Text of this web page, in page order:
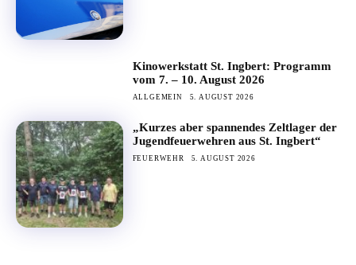
Kinowerkstatt St. Ingbert: Programm
vom 7. – 10. August 2026
ALLGEMEIN 5. AUGUST 2026
„Kurzes aber spannendes Zeltlager der
Jugendfeuerwehren aus St. Ingbert“
FEUERWEHR 5. AUGUST 2026